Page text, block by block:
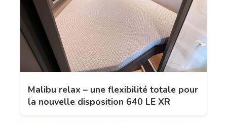
Malibu relax – une flexibilité totale pour
la nouvelle disposition 640 LE XR